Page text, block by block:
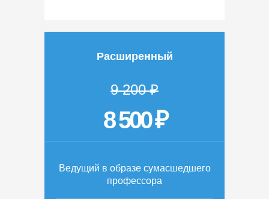
Расширенный
9 200 ₽
8 500 ₽
Ведущий в образе сумасшедшего
профессора